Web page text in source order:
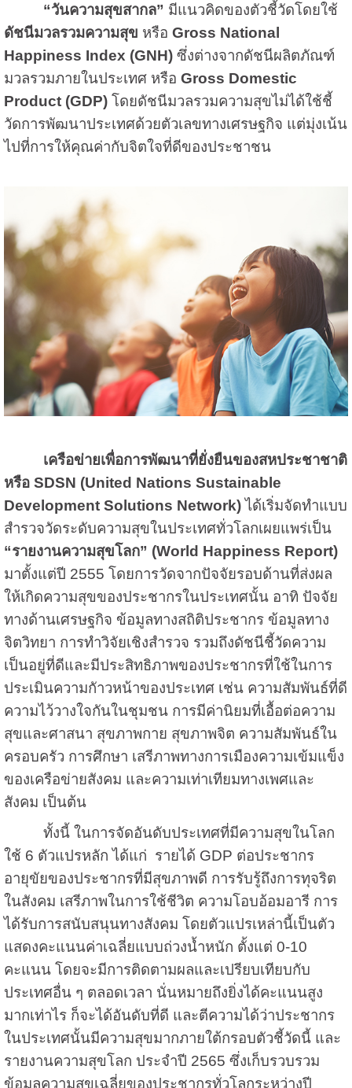
“วันความสุขสากล” มีแนวคิดของตัวชี้วัดโดยใช้
ดัชนีมวลรวมความสุข หรือ Gross National
Happiness Index (GNH) ซึ่งต่างจากดัชนีผลิตภัณฑ์
มวลรวมภายในประเทศ หรือ Gross Domestic
Product (GDP) โดยดัชนีมวลรวมความสุขไม่ได้ใช้ชี้
วัดการพัฒนาประเทศด้วยตัวเลขทางเศรษฐกิจ แต่มุ่งเน้น
ไปที่การให้คุณค่ากับจิตใจที่ดีของประชาชน
เครือข่ายเพื่อการพัฒนาที่ยั่งยืนของสหประชาชาติ
หรือ SDSN (United Nations Sustainable
Development Solutions Network)ได้เริ่มจัดทำแบบ
สำรวจวัดระดับความสุขในประเทศทั่วโลกเผยแพร่เป็น
“รายงานความสุขโลก” (World Happiness Report)
มาตั้งแต่ปี 2555 โดยการวัดจากปัจจัยรอบด้านที่ส่งผล
ให้เกิดความสุขของประชากรในประเทศนั้น อาทิ ปัจจัย
ทางด้านเศรษฐกิจ ข้อมูลทางสถิติประชากร ข้อมูลทาง
จิตวิทยา การทำวิจัยเชิงสำรวจ รวมถึงดัชนีชี้วัดความ
เป็นอยู่ที่ดีและมีประสิทธิภาพของประชากรที่ใช้ในการ
ประเมินความกัาวหน้าของประเทศ เช่น ความสัมพันธ์ที่ดี
ความไว้วางใจกันในชุมชน การมีค่านิยมที่เอื้อต่อความ
สุขและศาสนา สุขภาพกาย สุขภาพจิต ความสัมพันธ์ใน
ครอบครัว การศึกษา เสรีภาพทางการเมืองความเข้มแข็ง
ของเครือข่ายสังคม และความเท่าเทียมทางเพศและ
สังคม เป็นต้น
ทั้งนี้ ในการจัดอันดับประเทศที่มีความสุขในโลก
ใช้ 6 ตัวแปรหลัก ได้แก่ รายได้ GDP ต่อประชากร
อายุขัยของประชากรที่มีสุขภาพดี การรับรู้ถึงการทุจริต
ในสังคม เสรีภาพในการใช้ชีวิต ความโอบอ้อมอารี การ
ได้รับการสนับสนุนทางสังคม โดยตัวแปรเหล่านี้เป็นตัว
แสดงคะแนนค่าเฉลี่ยแบบถ่วงน้ำหนัก ตั้งแต่ 0-10
คะแนน โดยจะมีการติดตามผลและเปรียบเทียบกับ
ประเทศอื่น ๆ ตลอดเวลา นั่นหมายถึงยิ่งได้คะแนนสูง
มากเท่าไร ก็จะได้อันดับที่ดี และตีความได้ว่าประชากร
ในประเทศนั้นมีความสุขมากภายใต้กรอบตัวชี้วัดนี้ และ
รายงานความสุขโลก ประจำปี 2565 ซึ่งเก็บรวบรวม
ข้อมูลความสุขเฉลี่ยของประชากรทั่วโลกระหว่างปี